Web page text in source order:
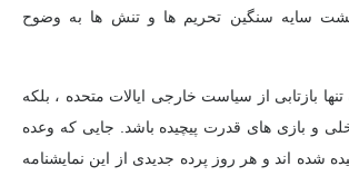
پشت سایه سنگین تحریم ها و تنش ها به وضوح
تنها بازتابی از سیاست خارجی ایالات متحده ، بلکه
و بازی های قدرت پیچیده باشد. جایی که وعده
شده اند و هر روز پرده جدیدی از این نمایشنامه